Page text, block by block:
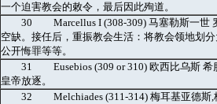
一个迫害教会的敕令，最后因此殉道。
30 Marcellus I (308-309) 马塞勒斯一世
空缺。接任后，重振教会生活：将教会领地划
公开悔罪等等。
31 Eusebios (309 or 310) 欧西比乌斯 希
皇帝放逐。
32 Melchiades (311-314) 梅耳基亚德斯,